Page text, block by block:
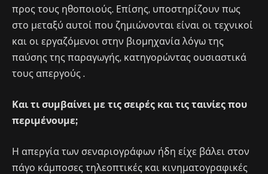
προς τους ηθοποιούς. Επίσης, υποστηρίζουν πως
στο μεταξύ αυτοί που ζημιώνονται είναι οι τεχνικοί
και οι εργαζόμενοι στην βιομηχανία λόγω της
παύσης της παραγωγής, κατηγορώντας ουσιαστικά
τους απεργούς .
Και τι συμβαίνει με τις σειρές και τις ταινίες που
περιμένουμε;
Η απεργία των σεναριογράφων ήδη είχε βάλει στον
πάγο κάμποσες τηλεοπτικές και κινηματογραφικές